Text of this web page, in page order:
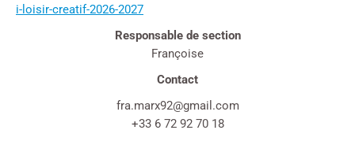
i-loisir-creatif-2026-2027
Responsable de section
Françoise
Contact
fra.marx92@gmail.com
+33 6 72 92 70 18